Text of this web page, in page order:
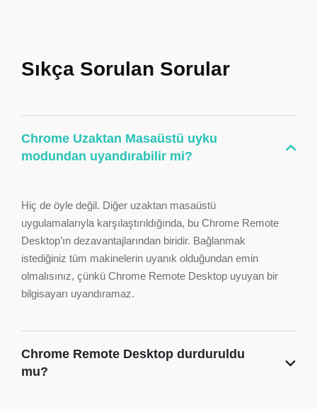
Sıkça Sorulan Sorular
Chrome Uzaktan Masaüstü uyku
modundan uyandırabilir mi?
Hiç de öyle değil. Diğer uzaktan masaüstü
uygulamalarıyla karşılaştırıldığında, bu Chrome Remote
Desktop’ın dezavantajlarından biridir. Bağlanmak
istediğiniz tüm makinelerin uyanık olduğundan emin
olmalısınız, çünkü Chrome Remote Desktop uyuyan bir
bilgisayarı uyandıramaz.
Chrome Remote Desktop durduruldu
mu?